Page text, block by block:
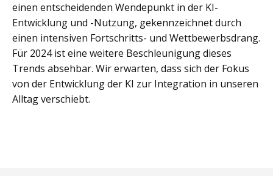
einen entscheidenden Wendepunkt in der KI-
Entwicklung und -Nutzung, gekennzeichnet durch
einen intensiven Fortschritts- und Wettbewerbsdrang.
Für 2024 ist eine weitere Beschleunigung dieses
Trends absehbar. Wir erwarten, dass sich der Fokus
von der Entwicklung der KI zur Integration in unseren
Alltag verschiebt.